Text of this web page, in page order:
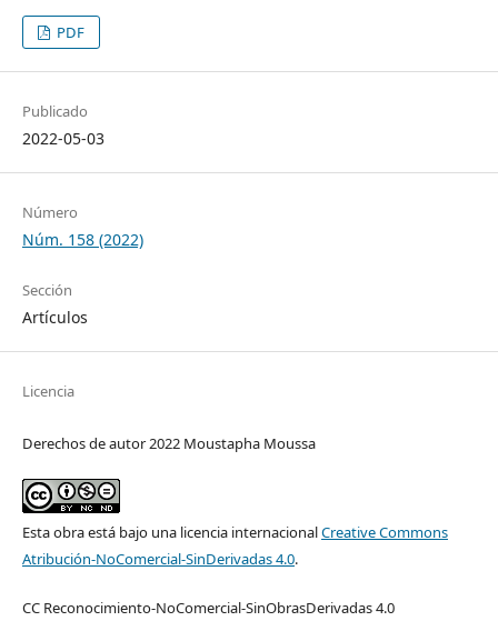
PDF
Publicado
2022-05-03
Número
Núm. 158 (2022)
Sección
Artículos
Licencia
Derechos de autor 2022 Moustapha Moussa
Esta obra está bajo una licencia internacionalCreative Commons
Atribución-NoComercial-SinDerivadas 4.0.
CC Reconocimiento-NoComercial-SinObrasDerivadas 4.0